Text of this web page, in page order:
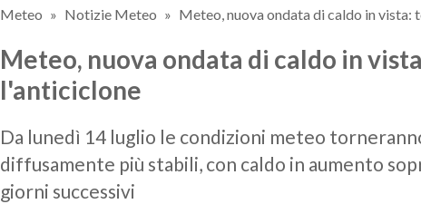
Meteo Notizie Meteo Meteo, nuova ondata di caldo in vista:
Meteo, nuova ondata di caldo in
l'anticiclone
Da lunedì 14 luglio le condizioni meteo
diffusamente più stabili, con caldo in aumento
giorni successivi